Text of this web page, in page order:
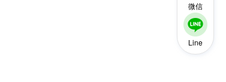
微信
Line